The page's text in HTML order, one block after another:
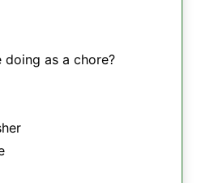
doing as a chore?